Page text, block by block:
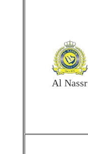
Al Nassr